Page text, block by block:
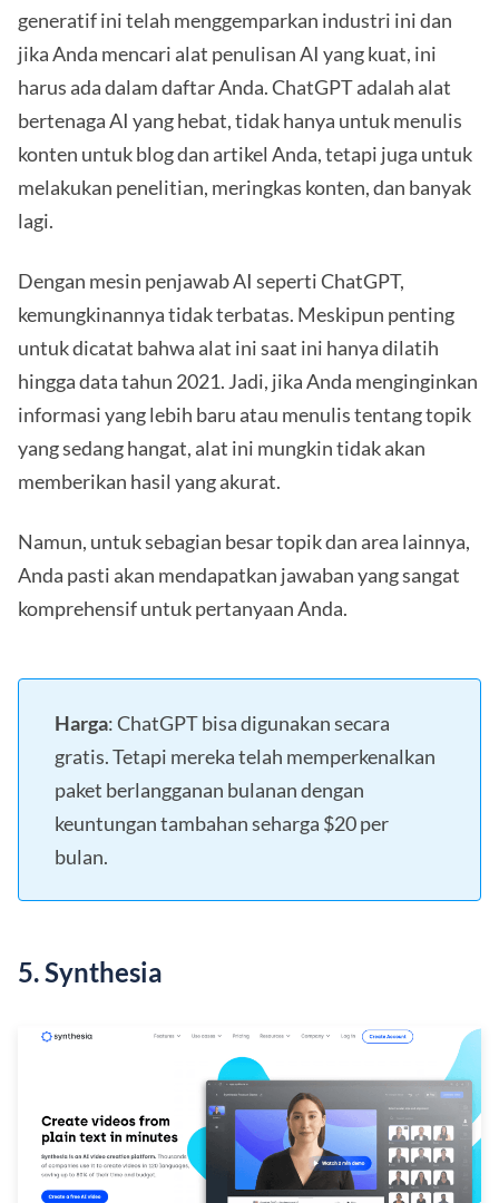
generatif ini telah menggemparkan industri ini dan
jika Anda mencari alat penulisan AI yang kuat, ini
harus ada dalam daftar Anda. ChatGPT adalah alat
bertenaga AI yang hebat, tidak hanya untuk menulis
konten untuk blog dan artikel Anda, tetapi juga untuk
melakukan penelitian, meringkas konten, dan banyak
lagi.
Dengan mesin penjawab AI seperti ChatGPT,
kemungkinannya tidak terbatas. Meskipun penting
untuk dicatat bahwa alat ini saat ini hanya dilatih
hingga data tahun 2021. Jadi, jika Anda menginginkan
informasi yang lebih baru atau menulis tentang topik
yang sedang hangat, alat ini mungkin tidak akan
memberikan hasil yang akurat.
Namun, untuk sebagian besar topik dan area lainnya,
Anda pasti akan mendapatkan jawaban yang sangat
komprehensif untuk pertanyaan Anda.
Harga: ChatGPT bisa digunakan secara
gratis. Tetapi mereka telah memperkenalkan
paket berlangganan bulanan dengan
keuntungan tambahan seharga $20 per
bulan.
5. Synthesia